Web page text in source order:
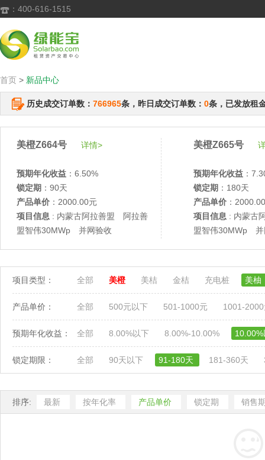
 ：400-616-1515
首页 > 新品中心
历史成交订单数： 766965条，昨日成交订单数： 0条，已发放租
美橙Z664号 详情>
预期年化收益 ：6.50%
锁定期 ：90天
产品单价 ：2000.00元
项目信息 : 内蒙古阿拉善盟 阿拉善
盟智伟30MWp 并网验收
美橙Z665号
预期年化收益 ：
锁定期 ：180天
产品单价 ：
项目信息 : 内蒙古
盟智伟30MWp 并
项目类型： 全部 美橙 美桔 金桔 充电桩 美柚
产品单价： 全部 500元以下 501-1000元 1001-
预期年化收益： 全部 8.00%以下 8.00%-10.00%
锁定期限： 全部 90天以下 91-180天 181-360天
排序: 最新 按年化率 产品单价 锁定期 销售